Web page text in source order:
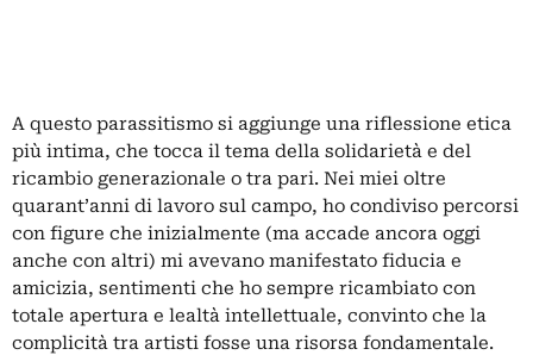
A questo parassitismo si aggiunge una riflessione etica
più intima, che tocca il tema della solidarietà e del
ricambio generazionale o tra pari. Nei miei oltre
quarant’anni di lavoro sul campo, ho condiviso percorsi
con figure che inizialmente (ma accade ancora oggi
anche con altri) mi avevano manifestato fiducia e
amicizia, sentimenti che ho sempre ricambiato con
totale apertura e lealtà intellettuale, convinto che la
complicità tra artisti fosse una risorsa fondamentale.